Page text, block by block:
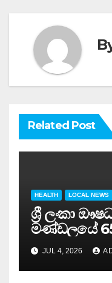
Related Post
HEALTH LOCAL NEWS
ශ්‍රී ලංකා
මණ්ඩලයේ
සමුළුව
JUL 4, 2026